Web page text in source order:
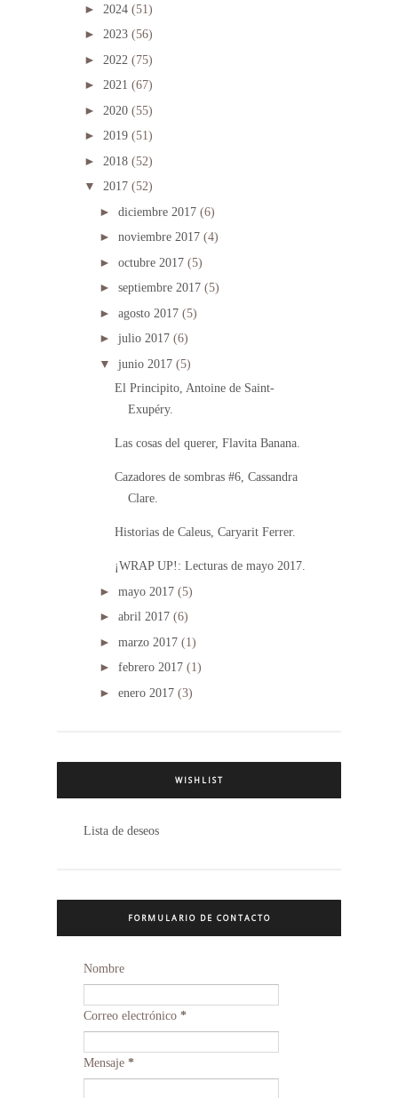
► 2024 (51)
► 2023 (56)
► 2022 (75)
► 2021 (67)
► 2020 (55)
► 2019 (51)
► 2018 (52)
▼ 2017 (52)
► diciembre 2017 (6)
► noviembre 2017 (4)
► octubre 2017 (5)
► septiembre 2017 (5)
► agosto 2017 (5)
► julio 2017 (6)
▼ junio 2017 (5)
El Principito, Antoine de Saint-
Exupéry.
Las cosas del querer, Flavita Banana.
Cazadores de sombras #6, Cassandra
Clare.
Historias de Caleus, Caryarit Ferrer.
¡WRAP UP!: Lecturas de mayo 2017.
► mayo 2017 (5)
► abril 2017 (6)
► marzo 2017 (1)
► febrero 2017 (1)
► enero 2017 (3)
WISHLIST
Lista de deseos
FORMULARIO DE CONTACTO
Nombre
Correo electrónico *
Mensaje *